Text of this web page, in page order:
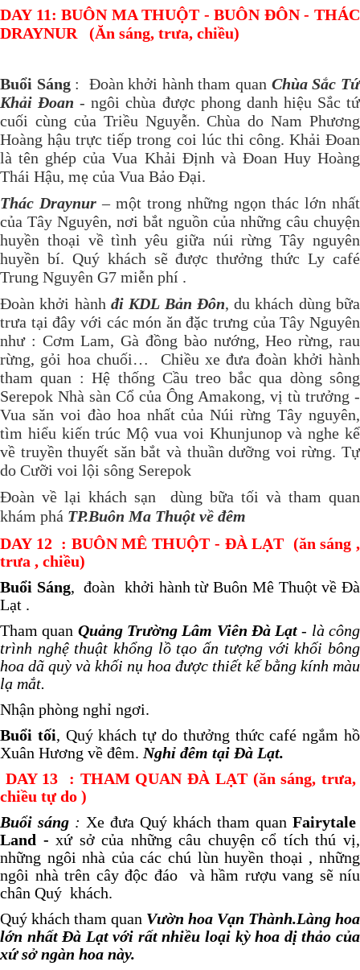
DAY 11: BUÔN MA THUỘT - BUÔN ĐÔN - THÁC
DRAYNUR (Ăn sáng, trưa, chiều)
Buổi Sáng: Đoàn khởi hành tham quan Chùa Sắc Tứ
Khải Đoan - ngôi chùa được phong danh hiệu Sắc tứ
cuối cùng của Triều Nguyễn. Chùa do Nam Phương
Hoàng hậu trực tiếp trong coi lúc thi công. Khải Đoan
là tên ghép của Vua Khải Định và Đoan Huy Hoàng
Thái Hậu, mẹ của Vua Bảo Đại.
Thác Draynur – một trong những ngọn thác lớn nhất
của Tây Nguyên, nơi bắt nguồn của những câu chuyện
huyền thoại về tình yêu giữa núi rừng Tây nguyên
huyền bí. Quý khách sẽ được thưởng thức Ly café
Trung Nguyên G7 miễn phí .
Đoàn khởi hành đi KDL Bản Đôn, du khách dùng bữa
trưa tại đây với các món ăn đặc trưng của Tây Nguyên
như : Cơm Lam, Gà đồng bào nướng, Heo rừng, rau
rừng, gỏi hoa chuối… ​ Chiều xe đưa đoàn khởi hành
tham quan : Hệ thống Cầu treo bắc qua dòng sông
Serepok Nhà sàn Cổ của Ông Amakong, vị tù trưởng -
Vua săn voi đào hoa nhất của Núi rừng Tây nguyên,
tìm hiểu kiến trúc Mộ vua voi Khunjunop và nghe kể
về truyền thuyết săn bắt và thuần dưỡng voi rừng. Tự
do Cưỡi voi lội sông Serepok
Đoàn về lại khách sạn dùng bữa tối và tham quan
khám phá TP.Buôn Ma Thuột về đêm
DAY 12: BUÔN MÊ THUỘT - ĐÀ LẠT (ăn sáng ,
trưa , chiều)
Buổi Sáng, đoàn khởi hành từ Buôn Mê Thuột về Đà
Lạt .
Tham quan Quảng Trường Lâm Viên Đà Lạt - là công
trình nghệ thuật khổng lồ tạo ấn tượng với khối bông
hoa dã quỳ và khối nụ hoa được thiết kế bằng kính màu
lạ mắt.
Nhận phòng nghỉ ngơi.
Buổi tối, Quý khách tự do thưởng thức café ngắm hồ
Xuân Hương về đêm. Nghỉ đêm tại Đà Lạt.
DAY 13 : THAM QUAN ĐÀ LẠT (ăn sáng, trưa,
chiều tự do )
Buổi sáng : Xe đưa Quý khách tham quan Fairytale
Land -xứ sở của những câu chuyện cổ tích thú vị,
những ngôi nhà của các chú lùn huyền thoại , những
ngôi nhà trên cây độc đáo và hầm rượu vang sẽ níu
chân Quý khách.
Quý khách tham quan Vườn hoa Vạn Thành.Làng hoa
lớn nhất Đà Lạt với rất nhiều loại kỳ hoa dị thảo của
xứ sở ngàn hoa này.